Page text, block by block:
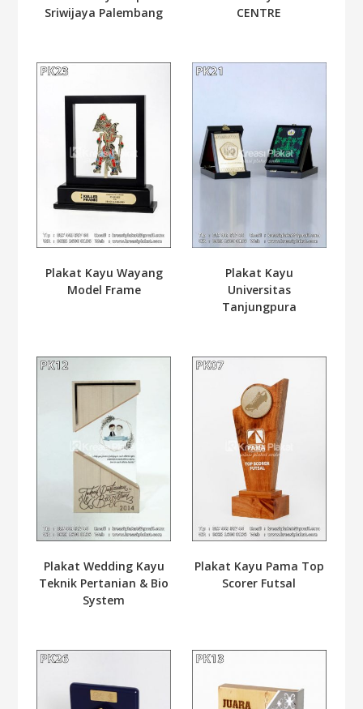
Sriwijaya Palembang
CENTRE
Plakat Kayu Wayang
Model Frame
Plakat Kayu
Universitas
Tanjungpura
Plakat Wedding Kayu
Teknik Pertanian & Bio
System
Plakat Kayu Pama Top
Scorer Futsal